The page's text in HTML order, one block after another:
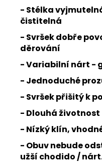
- Stélka
čistitelná
- Svršek dobře
děrování
- Variabilní nárt -
- Jednoduché
- Svršek přišitý k
- Dlouhá životnost
- Nízký klín,
- Obuv nebude
užší chodido /